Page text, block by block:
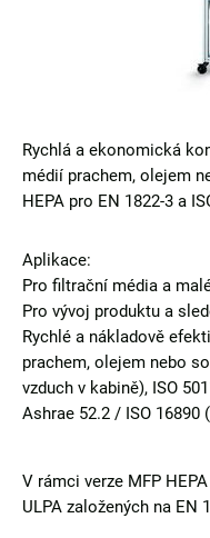
Rychlá a ekonomická
médií prachem, olejem
HEPA pro EN 1822-3 a
Aplikace:
Pro filtrační média a
Pro vývoj produktu a
Rychlé a nákladově
prachem, olejem nebo
vzduch v kabině), ISO
Ashrae 52.2 / ISO
V rámci verze MFP
ULPA založených na EN